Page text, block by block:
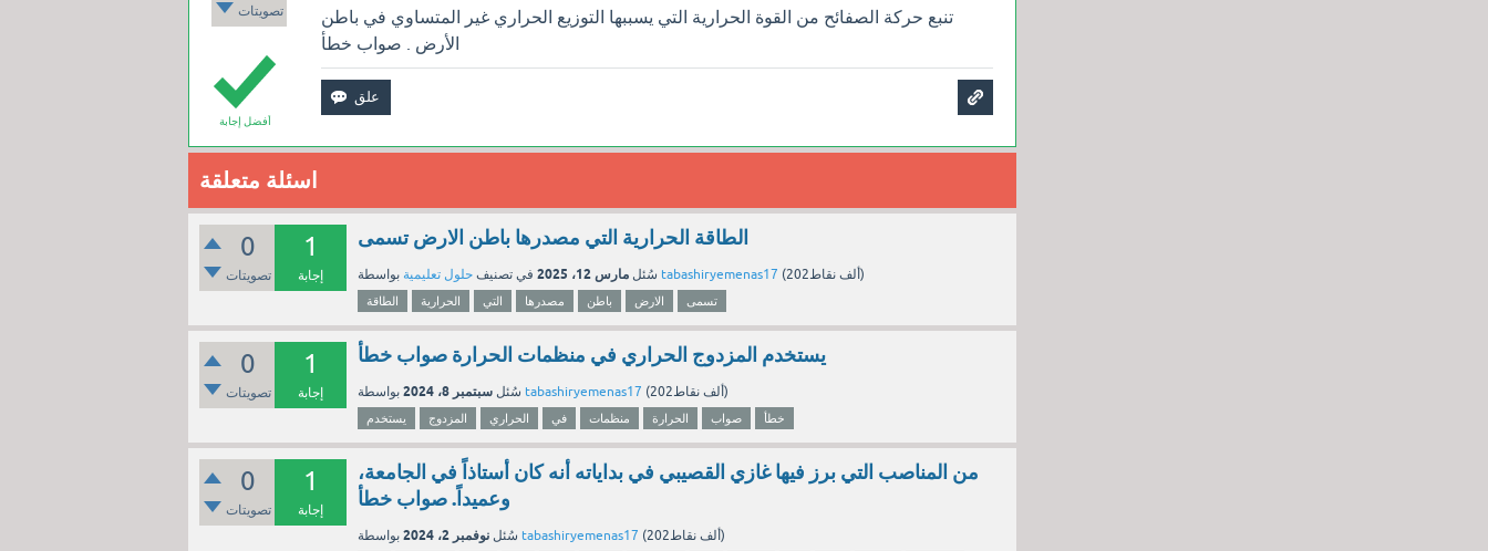
تصويتات
أفضل إجابة
تنبع حركة الصفائح من القوة الحرارية التي يسببها التوزيع الحراري غير المتساوي في باطن
الأرض . صواب خطأ
اسئلة متعلقة
0
تصويتات
1
إجابة
الطاقة الحرارية التي مصدرها باطن الارض تسمى
سُئل مارس 12، 2025 في تصنيف حلول تعليمية tabashiryemenas17 ( 202ألفنقاط)
الطاقة الحرارية التي مصدرها باطن الارض تسمى
0
تصويتات
1
إجابة
يستخدم المزدوج الحراري في منظمات الحرارة صواب خطأ
سُئل سبتمبر 8، 2024 tabashiryemenas17 ( 202ألفنقاط)
يستخدم المزدوج الحراري في منظمات الحرارة صواب خطأ
0
تصويتات
1
إجابة
من المناصب التي برز فيها غازي القصيبي في بداياته أنه كان أستاذاً في الجامعة،
وعميداً. صواب خطأ
سُئل نوفمبر 2، 2024 tabashiryemenas17 ( 202ألفنقاط)